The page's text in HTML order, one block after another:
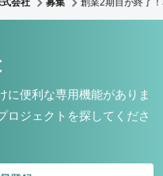
式会社 募集 創業2期目が終了
に便利な専用機能がありま
ロジェクトを探してくださ